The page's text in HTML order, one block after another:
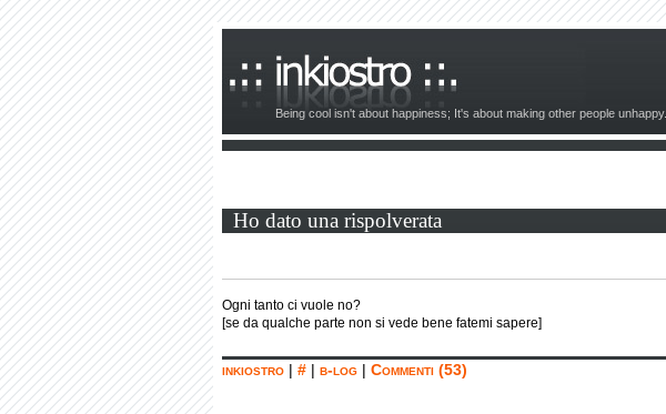
Being cool isn't about happiness; It's about making other people unhappy.
Ho dato una rispolverata
Ogni tanto ci vuole no?
[se da qualche parte non si vede bene fatemi sapere]
inkiostro | # | b-log | Commenti (53)